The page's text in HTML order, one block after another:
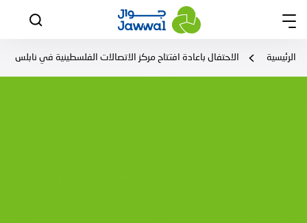
الرئيسية الاحتفال باعادة افتتاح مركز الاتصالات الفلسطينية في نابلس